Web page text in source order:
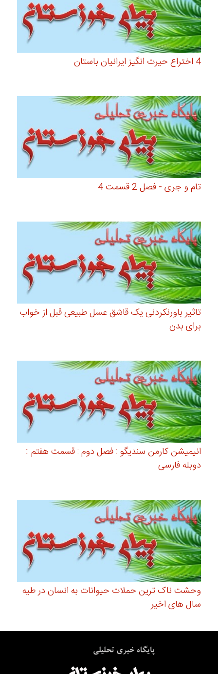
4 اختراع حیرت انگیز ایرانیان باستان
تام و جری - فصل 2 قسمت 4
تاثیر باورنکردنی یک قاشق عسل طبیعی قبل از خواب
برای بدن
انیمیشن کارمن سندیگو : فصل دوم : قسمت هفتم ::
دوبله فارسی
وحشت ناک ترین حملات حیوانات به انسان در طیه
سال های اخیر